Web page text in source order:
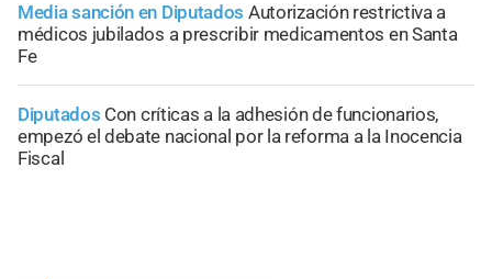
Media sanción en Diputados Autorización restrictiva a
médicos jubilados a prescribir medicamentos en Santa
Fe
Diputados Con críticas a la adhesión de funcionarios,
empezó el debate nacional por la reforma a la Inocencia
Fiscal